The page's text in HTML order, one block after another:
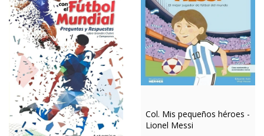
Col. Mis pequeños héroes -
Lionel Messi